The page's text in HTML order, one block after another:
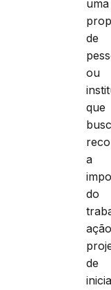
uma
de
ou
que
a
do
de